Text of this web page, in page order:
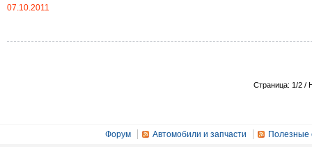
07.10.2011
Страница: 1/2 /
Форум Автомобили и запчасти Полезные